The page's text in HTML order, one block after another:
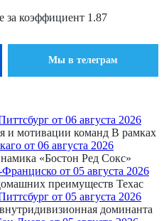
за коэффициент 1.87
Мы в телеграм
от 06 августа 2026
и мотивации команд В рамках
от 06 августа 2026
«Бостон Ред Сокс»
от 05 августа 2026
преимуществ Техас
от 05 августа 2026
доминанта